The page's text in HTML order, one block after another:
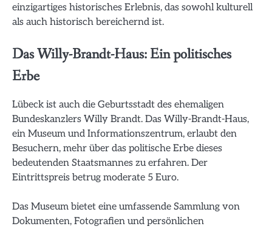
einzigartiges historisches Erlebnis, das sowohl kulturell
als auch historisch bereichernd ist.
Das Willy-Brandt-Haus: Ein politisches
Erbe
Lübeck ist auch die Geburtsstadt des ehemaligen
Bundeskanzlers Willy Brandt. Das Willy-Brandt-Haus,
ein Museum und Informationszentrum, erlaubt den
Besuchern, mehr über das politische Erbe dieses
bedeutenden Staatsmannes zu erfahren. Der
Eintrittspreis betrug moderate 5 Euro.
Das Museum bietet eine umfassende Sammlung von
Dokumenten, Fotografien und persönlichen